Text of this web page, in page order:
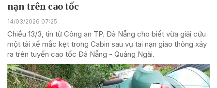
nạn trên cao tốc
14/03/2026 07:25
Chiều 13/3, tin từ Công an TP. Đà Nẵng cho biết vừa giải cứu
một tài xế mắc kẹt trong Cabin sau vụ tai nạn giao thông xảy
ra trên tuyến cao tốc Đà Nẵng - Quảng Ngãi.